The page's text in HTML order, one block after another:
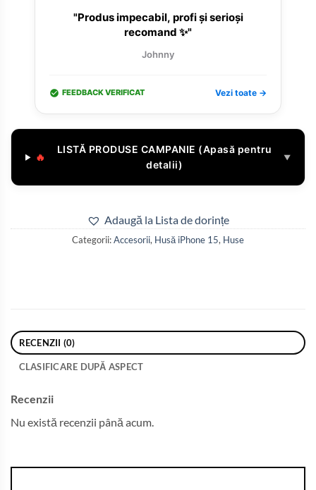
"Produs impecabil, profi și serioși
recomand ✨"
Johnny
FEEDBACK VERIFICAT Vezi toate →
🔥
LISTĂ PRODUSE CAMPANIE (Apasă pentru
detalii)
▼
Adaugă la Lista de dorințe
Categorii:Accesorii, Husă iPhone 15, Huse
RECENZII (0)
CLASIFICARE DUPĂ ASPECT
Recenzii
Nu există recenzii până acum.